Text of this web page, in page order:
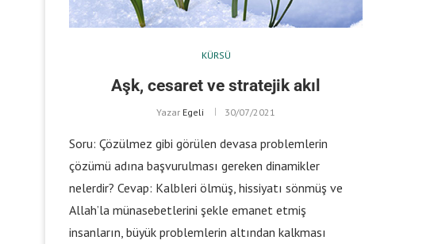
KÜRSÜ
Aşk, cesaret ve stratejik akıl
Yazar Egeli 30/07/2021
Soru: Çözülmez gibi görülen devasa problemlerin
çözümü adına başvurulması gereken dinamikler
nelerdir? Cevap: Kalbleri ölmüş, hissiyatı sönmüş ve
Allah’la münasebetlerini şekle emanet etmiş
insanların, büyük problemlerin altından kalkması